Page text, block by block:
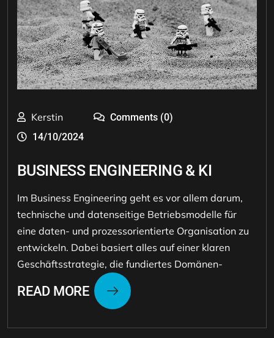
Kerstin
Comments (0)
14/10/2024
BUSINESS ENGINEERING & KI
Im Business Engineering geht es vor allem darum,
technische und datenseitige Betriebsmodelle für
eine daten- und prozessorientierte Organisation zu
entwickeln. Dabei basiert alles auf einer klaren
Geschäftsstrategie, die fundiertes Domänen-
READ MORE